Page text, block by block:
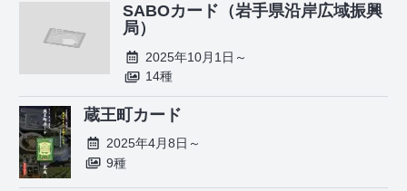
SABOカード（岩手県沿岸広域振興
局）
2025年10月1日～
14種
蔵王町カード
2025年4月8日～
9種